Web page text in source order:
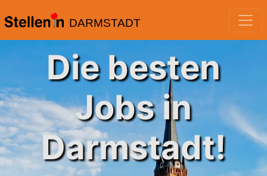
DARMSTADT
Die besten
Jobs in
Darmstadt!